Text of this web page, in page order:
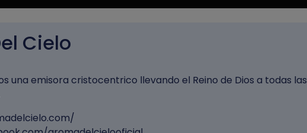
Arrow
to
decrease
Cielo
una emisora cristocentrico llevando el Reino de Dios a todas las